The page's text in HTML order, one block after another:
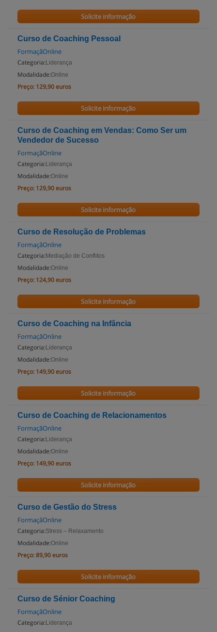
Solicite informação
Curso de Coaching Pessoal
FormaçãOnline
Categoria: Liderança
Modalidade:Online
Preço: 129,90 euros
Solicite informação
Curso de Coaching em Vendas: Como Ser um
Vendedor de Sucesso
FormaçãOnline
Categoria: Liderança
Modalidade:Online
Preço: 129,90 euros
Solicite informação
Curso de Resolução de Problemas
FormaçãOnline
Categoria: Mediação de Conflitos
Modalidade:Online
Preço: 124,90 euros
Solicite informação
Curso de Coaching na Infância
FormaçãOnline
Categoria: Liderança
Modalidade:Online
Preço: 149,90 euros
Solicite informação
Curso de Coaching de Relacionamentos
FormaçãOnline
Categoria: Liderança
Modalidade:Online
Preço: 149,90 euros
Solicite informação
Curso de Gestão do Stress
FormaçãOnline
Categoria:Stress – Relaxamento
Modalidade:Online
Preço:89,90 euros
Solicite informação
Curso de Sénior Coaching
FormaçãOnline
Categoria: Liderança